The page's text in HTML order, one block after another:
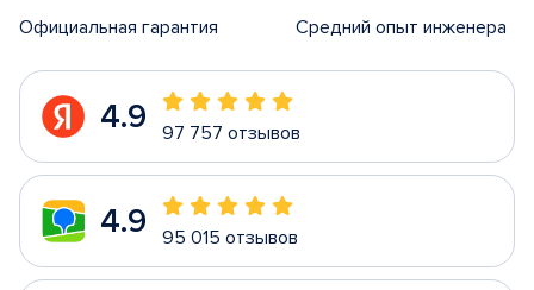
Официальная гарантия Средний опыт инженера
4.9 97 757 отзывов
4.9 95 015 отзывов